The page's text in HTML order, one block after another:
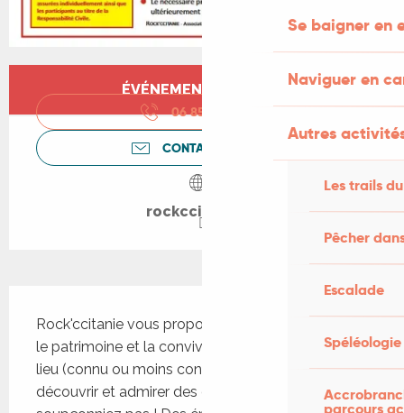
Se baigner en
Naviguer en
Autres
Les trails
Pêcher
Escalade
Spéléologie
parcours
Ouverture et coordonnées
ÉVÉNEMENT TERMINÉ
06 85 56 84
CONTACTEZ-NOUS
rockccitanie.fr
Rock'ccitanie vous propose une journée basée sur
le patrimoine et la convivialité. Quel que soit le
lieu (connu ou moins connu), vous pourrez
découvrir et admirer des éléments que vous ne